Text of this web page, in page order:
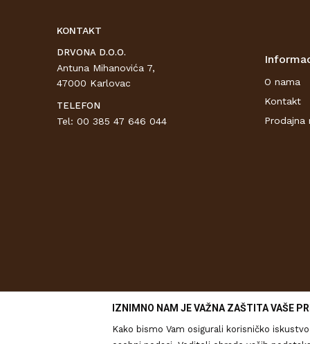
KONTAKT
DRVONA D.O.O.
Antuna Mihanovića 7,
47000 Karlovac
TELEFON
Tel: 00 385 47 646 044
O nama
Kontakt
Prodajna
IZNIMNO NAM JE VAŽNA ZAŠTITA VAŠE
Kako bismo Vam osigurali korisničko